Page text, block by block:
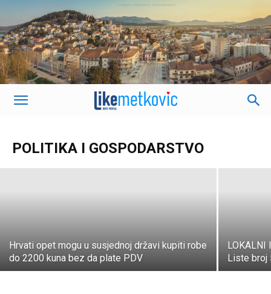
POLITIKA I GOSPODARSTVO
K. J. - 26. ožujka 2023.
Hrvati opet mogu u susjednoj državi kupiti robe
do 2200 kuna bez da plate PDV
LOKALNI
Liste broj